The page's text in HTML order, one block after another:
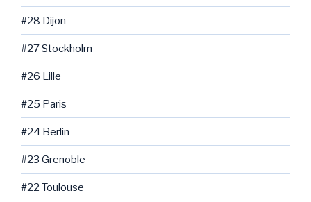
#28 Dijon
#27 Stockholm
#26 Lille
#25 Paris
#24 Berlin
#23 Grenoble
#22 Toulouse